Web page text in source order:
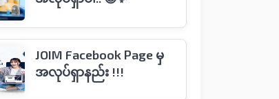
JOIM Facebook Page မှ
အလုပ်ရှာနည်း !!!